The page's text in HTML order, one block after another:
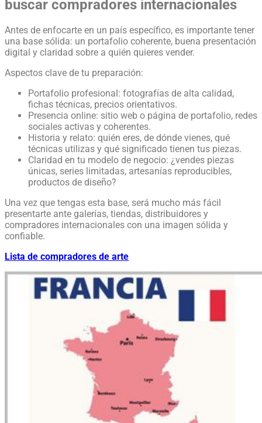
buscar compradores internacionales
Antes de enfocarte en un país específico, es importante tener
una base sólida: un portafolio coherente, buena presentación
digital y claridad sobre a quién quieres vender.
Aspectos clave de tu preparación:
Portafolio profesional: fotografías de alta calidad,
fichas técnicas, precios orientativos.
Presencia online: sitio web o página de portafolio, redes
sociales activas y coherentes.
Historia y relato: quién eres, de dónde vienes, qué
técnicas utilizas y qué significado tienen tus piezas.
Claridad en tu modelo de negocio: ¿vendes piezas
únicas, series limitadas, artesanías reproducibles,
productos de diseño?
Una vez que tengas esta base, será mucho más fácil
presentarte ante galerías, tiendas, distribuidores y
compradores internacionales con una imagen sólida y
confiable.
Lista de compradores de arte